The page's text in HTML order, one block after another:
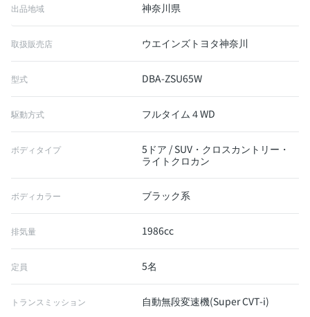
出品地域 神奈川県
取扱販売店 ウエインズトヨタ神奈川
型式 DBA-ZSU65W
駆動方式 フルタイム４WD
ボディタイプ
5ドア / SUV・クロスカントリー・
ライトクロカン
ボディカラー ブラック系
排気量 1986cc
定員 5名
トランスミッション 自動無段変速機(Super CVT-i)